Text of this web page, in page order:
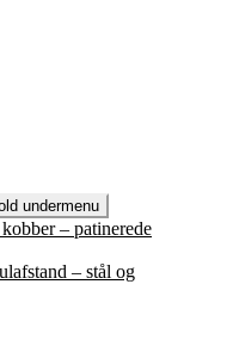
undermenu
– patinerede
– stål og